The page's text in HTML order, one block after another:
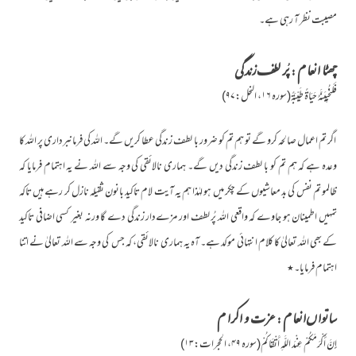
مصیبت نظر آ رہی ہے۔
چھٹا انعام : پُر لطف زندگی
فَلَنُحْيِيَنَّهُ حَيَاةً طَيِّبَةً(سورہ ۱۶، النحل:۹۷)
اگر تم اعمال صالحہ کرو گے تو ہم تم کو ضرور با لطف زندگی عطا کریں گے۔ اللہ کی فرمانبرداری پر اللہ کا
وعدہ ہے کہ ہم تم کو با لطف زندگی دیں گے۔ ہماری نالائقی کی وجہ سے اللہ نے یہ اہتمام فرمایا کہ
ظالمو تم نفس کی بد معاشیوں کے چکر میں ہو لہٰذا ہم یہ آیت لام تاکید بانون ثقیلہ نازل کر رہے ہیں تاکہ
تمہیں اطمینان ہو جاوے کہ واقعی اللہ پُر لطف اور مزےدار زندگی دے گا ورنہ بغیر کسی اضافی تاکید
کے بھی اللہ تعالیٰ کا کلام انتہائی موکد ہے۔ آہ یہ ہماری نالائقی، کہ جس کی وجہ سے اللہ تعالیٰ نے اتنا
اہتمام فرمایا۔٭
ساتواں انعام : عزت و اکرام
إِنَّ أَكْرَمَكُمْ عِنْدَ اللَّهِ أَتْقَاكُمْ(سورہ ۴۹، الحجرات:۱۳)